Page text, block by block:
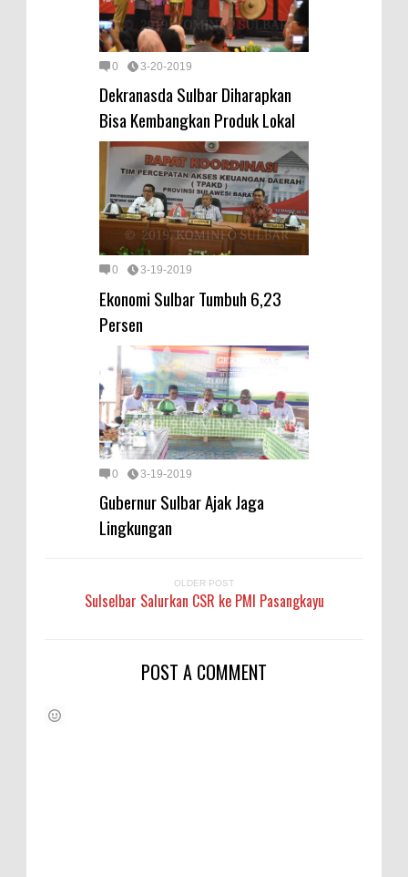
0 3-20-2019
Dekranasda Sulbar Diharapkan
Bisa Kembangkan Produk Lokal
0 3-19-2019
Ekonomi Sulbar Tumbuh 6,23
Persen
0 3-19-2019
Gubernur Sulbar Ajak Jaga
Lingkungan
OLDER POST
Sulselbar Salurkan CSR ke PMI Pasangkayu
POST A COMMENT